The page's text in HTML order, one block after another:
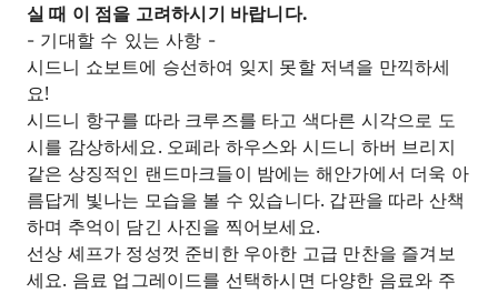
실 때 이 점을 고려하시기 바랍니다.
- 기대할 수 있는 사항 -
시드니 쇼보트에 승선하여 잊지 못할 저녁을 만끽하세
요!
시드니 항구를 따라 크루즈를 타고 색다른 시각으로 도
시를 감상하세요. 오페라 하우스와 시드니 하버 브리지
같은 상징적인 랜드마크들이 밤에는 해안가에서 더욱 아
름답게 빛나는 모습을 볼 수 있습니다. 갑판을 따라 산책
하며 추억이 담긴 사진을 찍어보세요.
선상 셰프가 정성껏 준비한 우아한 고급 만찬을 즐겨보
세요. 음료 업그레이드를 선택하시면 다양한 음료와 주